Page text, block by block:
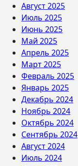
Август 2025
Июль 2025
Июнь 2025
Май 2025
Апрель 2025
Март 2025
Февраль 2025
Январь 2025
Декабрь 2024
Ноябрь 2024
Октябрь 2024
Сентябрь 2024
Август 2024
Июль 2024